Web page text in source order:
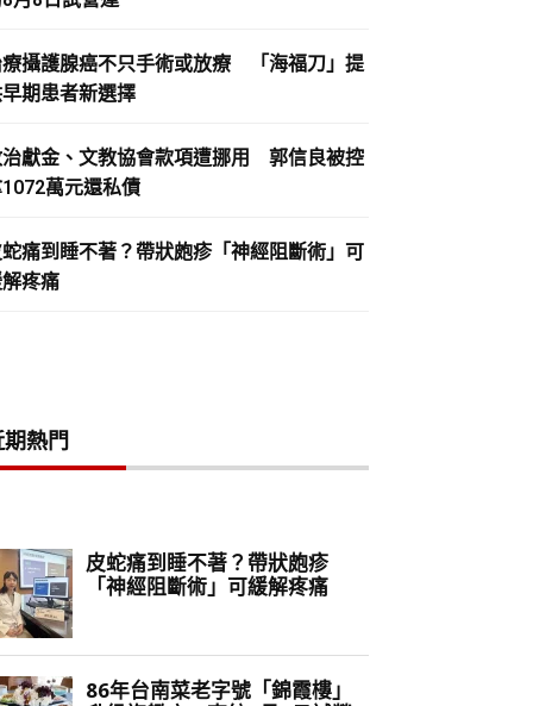
攝護腺癌不只手術或放療 「海福刀」提
期患者新選擇
獻金、文教協會款項遭挪用 郭信良被控
萬元還私債
痛到睡不著？帶狀皰疹「神經阻斷術」可
疼痛
熱門